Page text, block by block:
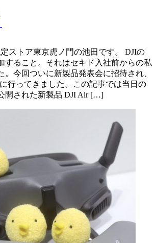
ストア東京虎ノ門の池田です。 DJIの
すること。それはセキド入社前からの私
。今回ついに新製品発表会に招待され、
行ってきました。この記事では当日の
開された新製品 DJI Air […]